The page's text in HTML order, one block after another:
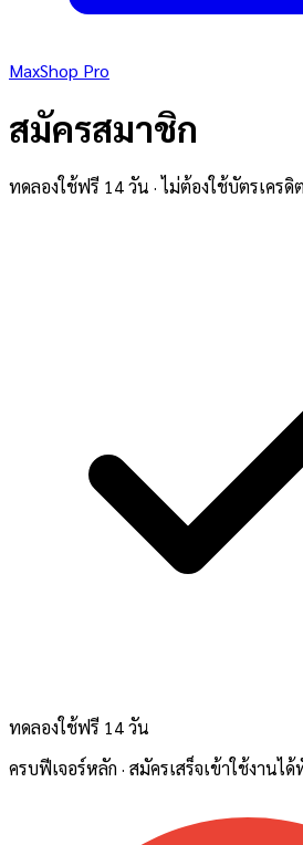
MaxShop Pro
สมัครสมาชิก
ทดลองใช้ฟรี 14 วัน · ไม่ต้องใช้บัตรเครดิต
ทดลองใช้ฟรี 14 วัน
ครบฟีเจอร์หลัก · สมัครเสร็จเข้าใช้งานไ